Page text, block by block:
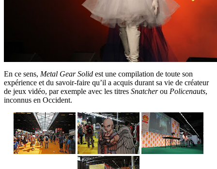
En ce sens, Metal Gear Solid est une compilation de toute son
expérience et du savoir-faire qu’il a acquis durant sa vie de créateur
de jeux vidéo, par exemple avec les titres Snatcherou Policenauts,
inconnus en Occident.